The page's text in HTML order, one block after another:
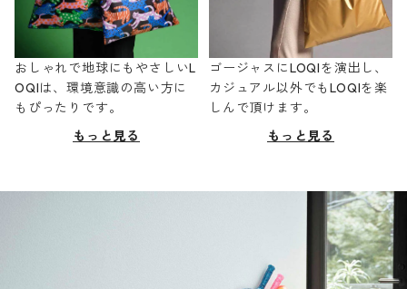
おしゃれで地球にもやさしいL
OQIは、環境意識の高い方に
もぴったりです。
もっと見る
ゴージャスにLOQIを演出し、
カジュアル以外でもLOQIを楽
しんで頂けます。
もっと見る